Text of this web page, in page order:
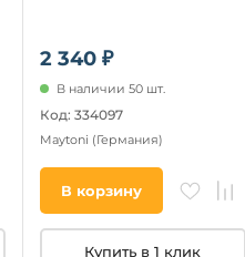
2 340 ₽
В наличии 50 шт.
Код: 334097
Maytoni (Германия)
В корзину
Купить в 1 клик